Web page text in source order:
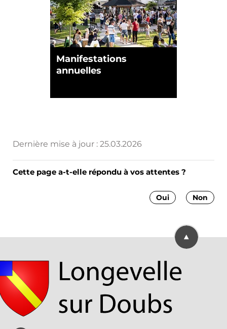
Manifestations
annuelles
Dernière mise à jour : 25.03.2026
Cette page a-t-elle répondu à vos attentes ?
Non
Oui
Retourner